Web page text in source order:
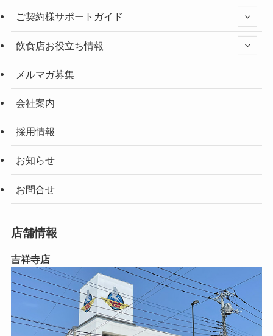
ご契約様サポートガイド
飲食店お役立ち情報
メルマガ募集
会社案内
採用情報
お知らせ
お問合せ
店舗情報
吉祥寺店